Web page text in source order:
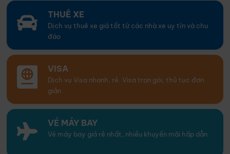
THUÊ XE
Dịch vụ thuê xe giá tốt từ các nhà xe uy tín và chu
đáo
VISA
Dịch vụ Visa nhanh, rẻ. Visa trọn gói, thủ tục đơn
giản
VÉ MÁY BAY
Vé máy bay giá rẻ nhất, nhiều khuyến mãi hấp dẫn